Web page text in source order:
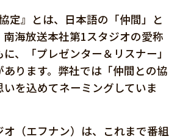
定』とは、日本語の「仲間」と
南海放送本社第1スタジオの愛称
、「プレゼンター＆リスナー」
あります。弊社では「仲間との協
を込めてネーミングしていま
オ（エフナン）は、これまで番組